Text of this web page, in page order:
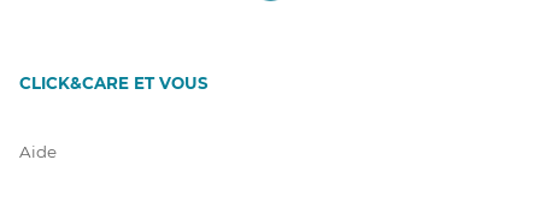
CLICK&CARE ET VOUS
Aide